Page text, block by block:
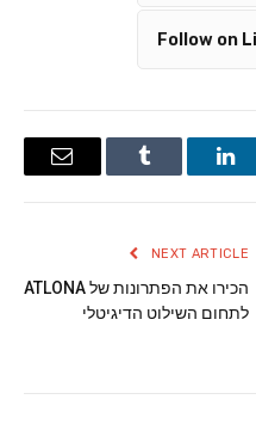
Follow on
LinkedIn
Tumblr
Email
NEXT ARTICLE
הכירו את הפתרונות של ATLONA
לתחום השילוט הדיגיטלי